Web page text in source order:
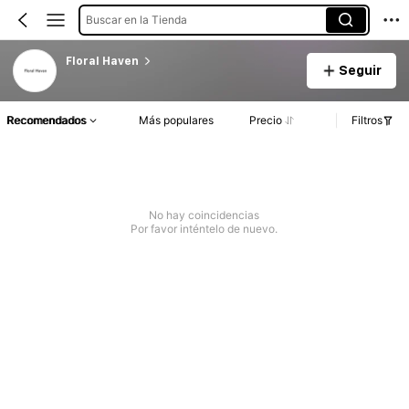
Buscar en la Tienda
Floral Haven
Seguir
Recomendados Más populares Precio Filtros
No hay coincidencias
Por favor inténtelo de nuevo.